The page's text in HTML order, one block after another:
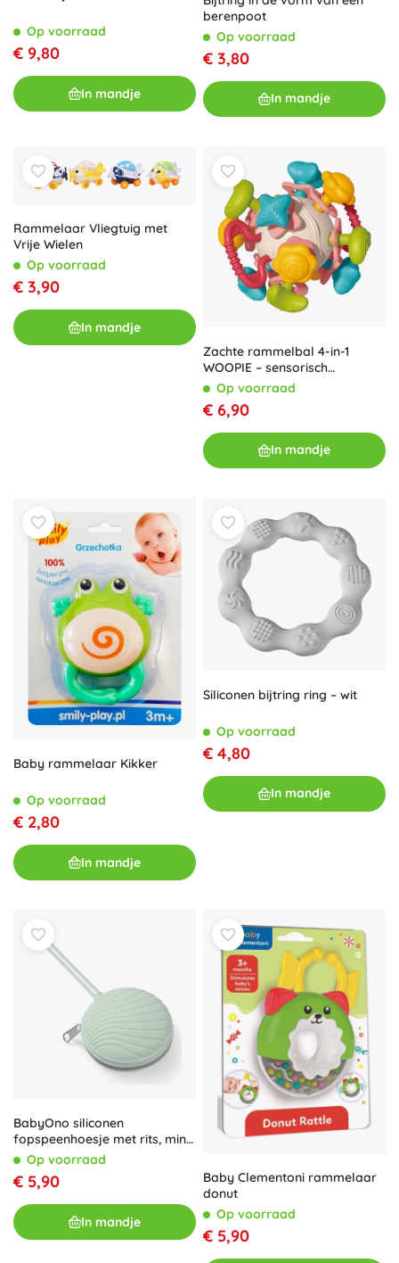
Op voorraad
€ 9,80
In mandje
berenpoot
Op voorraad
€ 3,80
In mandje
Rammelaar Vliegtuig met
Vrije Wielen
Op voorraad
€ 3,90
In mandje
Zachte rammelbal 4-in-1
WOOPIE – sensorisch
speelgoed en bijtring voor
baby’s
Op voorraad
€ 6,90
In mandje
Baby rammelaar Kikker
Op voorraad
€ 2,80
In mandje
Siliconen bijtring ring – wit
Op voorraad
€ 4,80
In mandje
BabyOno siliconen
fopspeenhoesje met rits, mint
0m+Op voorraad
€ 5,90
In mandje
Baby Clementoni rammelaar
donut
Op voorraad
€ 5,90